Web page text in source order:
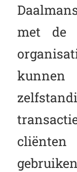
met de
kunnen